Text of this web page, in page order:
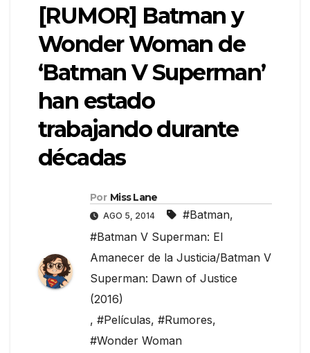
[RUMOR] Batman y
Wonder Woman de
‘Batman V Superman’
han estado
trabajando durante
décadas
Por Miss Lane
AGO 5, 2014 #Batman,
#Batman V Superman: El
Amanecer de la Justicia/Batman V
Superman: Dawn of Justice
(2016)
, #Películas, #Rumores,
#Wonder Woman